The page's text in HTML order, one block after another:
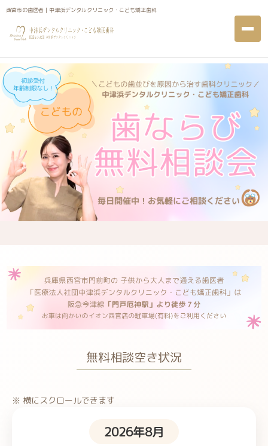
西宮市の歯医者｜中津浜デンタルクリニック・こども矯正歯科
西宮市の歯医者｜中津浜デンタルクリニック・こども矯正歯科
無料相談空き状況
※ 横にスクロールできます
2026年8月